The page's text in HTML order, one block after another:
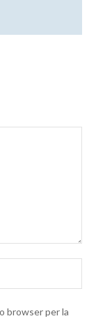
browser per la